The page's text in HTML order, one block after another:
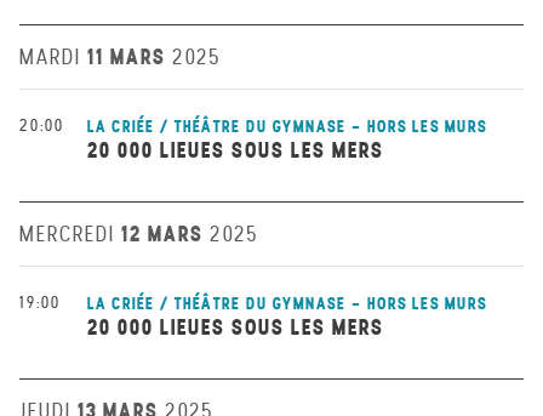
MARDI 11 MARS 2025
20:00 LA CRIÉE / THÉÂTRE DU GYMNASE - HORS LES MURS
20 000 LIEUES SOUS LES MERS
MERCREDI 12 MARS 2025
19:00 LA CRIÉE / THÉÂTRE DU GYMNASE - HORS LES MURS
20 000 LIEUES SOUS LES MERS
13 MARS